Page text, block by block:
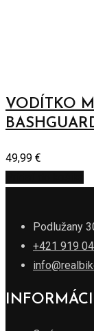
VODÍTKO
49,99 €
Podlužany
+421 919